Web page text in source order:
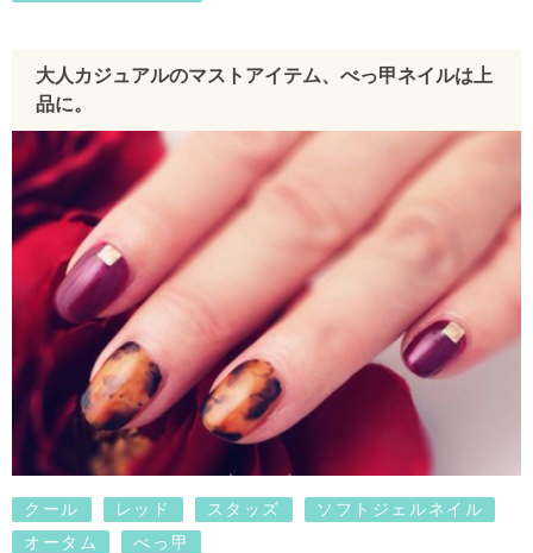
大人カジュアルのマストアイテム、べっ甲ネイルは上
品に。
クール レッド スタッズ
ソフトジェルネイル
オータム
べっ甲